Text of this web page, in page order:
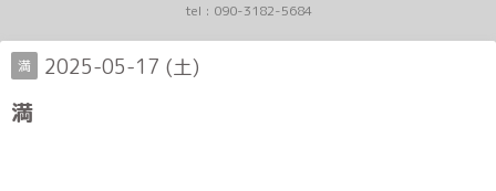
tel : 090-3182-5684
満 2025-05-17 (土)
満